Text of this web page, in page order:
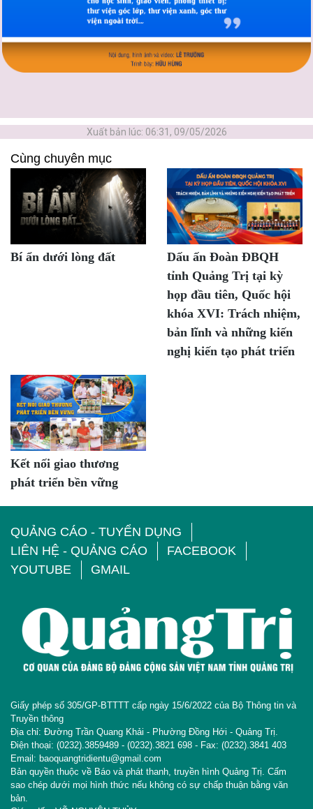
Xuất bản lúc: 06:31, 09/05/2026
Cùng chuyên mục
Bí ẩn dưới lòng đất
Dấu ấn Đoàn ĐBQH
tỉnh Quảng Trị tại kỳ
họp đầu tiên, Quốc hội
khóa XVI: Trách nhiệm,
bản lĩnh và những kiến
nghị kiến tạo phát triển
Kết nối giao thương
phát triển bền vững
QUẢNG CÁO - TUYỂN DỤNG
LIÊN HỆ - QUẢNG CÁO
FACEBOOK
YOUTUBE
GMAIL
Giấy phép số 305/GP-BTTTT cấp ngày 15/6/2022 của Bộ Thông tin và
Truyền thông
Địa chỉ: Đường Trần Quang Khải - Phường Đồng Hới - Quảng Trị.
Điện thoại: (0232).3859489 - (0232).3821 698 - Fax: (0232).3841 403
Email: baoquangtridientu@gmail.com
Bản quyền thuộc về Báo và phát thanh, truyền hình Quảng Trị. Cấm
sao chép dưới mọi hình thức nếu không có sự chấp thuận bằng văn
bản.